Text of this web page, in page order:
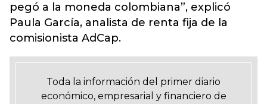
pegó a la moneda colombiana”, explicó
Paula García, analista de renta fija de la
comisionista AdCap.
Toda la información del primer diario
económico, empresarial y financiero de